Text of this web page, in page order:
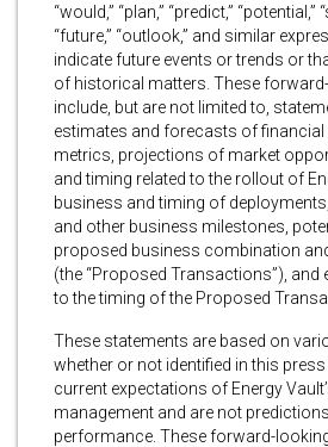
“would,” “plan,” “predict,” “potential,”
“future,” “outlook,” and similar
indicate future events or trends or
of historical matters. These
include, but are not limited to,
estimates and forecasts of
metrics, projections of market
and timing related to the rollout of
business and timing of
and other business milestones,
proposed business combination
(the “Proposed Transactions”), and
to the timing of the Proposed
These statements are based on
whether or not identified in this
current expectations of Energy
management and are not
performance. These forward-